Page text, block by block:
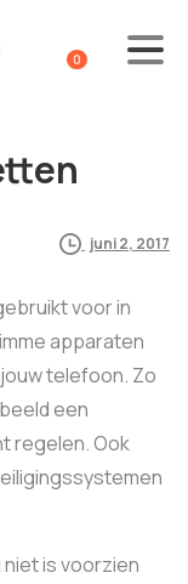
0
juni 2, 2017
voor in
apparaten
telefoon. Zo
een
regelen. Ook
is voorzien